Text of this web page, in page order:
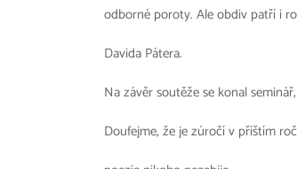
odborné poroty. Ale obdiv patří i
Davida Pátera.
Na závěr soutěže se konal
Doufejme, že je zúročí v příštím